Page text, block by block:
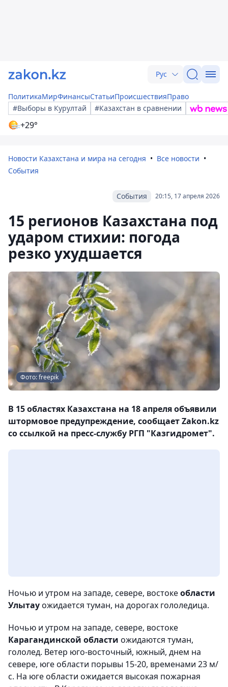
Рус
ПолитикаМирФинансыСтатьиПроисшествияПраво
#Выборы в Курултай
#Казахстан в сравнении
+29°
Новости Казахстана и мира на сегодня
Все новости
События
20:15, 17 апреля 2026
События
15 регионов Казахстана под
ударом стихии: погода
резко ухудшается
Фото: freepik
В 15 областях Казахстана на 18 апреля объявили
штормовое предупреждение, сообщает Zakon.kz
со ссылкой на пресс-службу РГП "Казгидромет".
Ночью и утром на западе, севере, востокеобласти
Улытауожидается туман, на дорогах гололедица.
Ночью и утром на западе, севере, востоке
Карагандинской области ожидаются туман,
гололед. Ветер юго-восточный, южный, днем на
севере, юге области порывы 15-20, временами 23 м/
с. На юге области ожидается высокая пожарная